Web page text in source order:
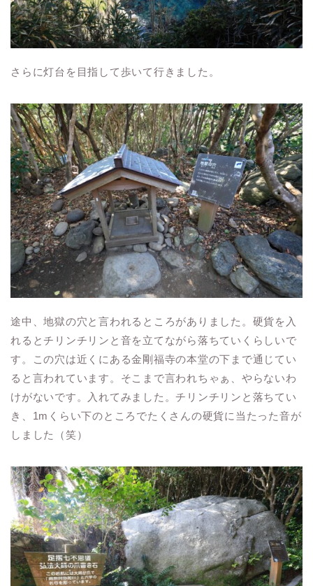
さらに灯台を目指して歩いて行きました。
途中、地獄の穴と言われるところがありました。硬貨を入
れるとチリンチリンと音を立てながら落ちていくらしいで
す。この穴は近くにある金剛福寺の本堂の下まで通じてい
ると言われています。そこまで言われちゃぁ、やらないわ
けがないです。入れてみました。チリンチリンと落ちてい
き、1mくらい下のところでたくさんの硬貨に当たった音が
しました（笑）